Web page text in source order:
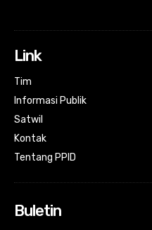
Link
Tim
Informasi Publik
Satwil
Kontak
Tentang PPID
Buletin